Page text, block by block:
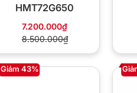
HMT72G650
7.200.000₫
8.500.000₫
Giảm 43%